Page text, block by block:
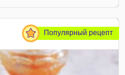
Популярный рецепт